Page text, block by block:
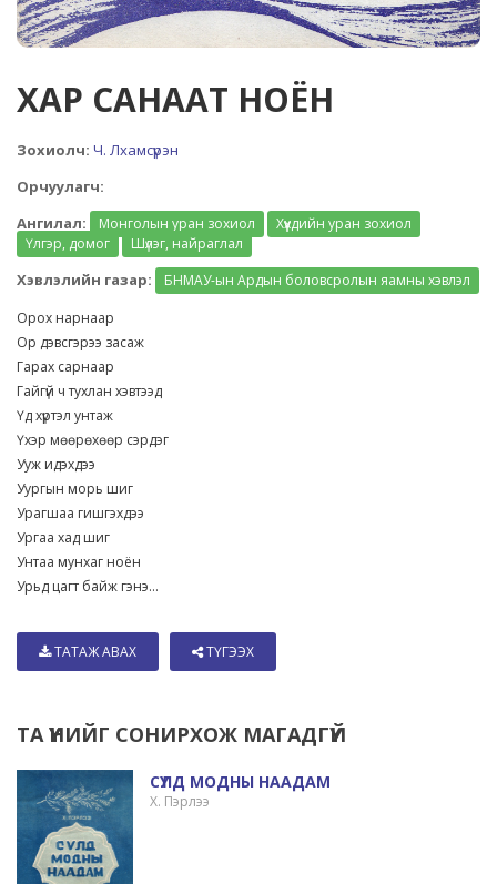
ХАР САНААТ НОЁН
Зохиолч: Ч. Лхамсүрэн
Орчуулагч:
Ангилал:
Монголын уран зохиол
Хүүхдийн уран зохиол
Үлгэр, домог
Шүлэг, найраглал
Хэвлэлийн газар:
БНМАУ-ын Ардын боловсролын яамны хэвлэл
Орох нарнаар
Ор дэвсгэрээ засаж
Гарах сарнаар
Гайгүй ч тухлан хэвтээд
Үд хүртэл унтаж
Үхэр мөөрөхөөр сэрдэг
Ууж идэхдээ
Уургын морь шиг
Урагшаа гишгэхдээ
Ургаа хад шиг
Унтаа мунхаг ноён
Урьд цагт байж гэнэ...
ТАТАЖ АВАХ ТҮГЭЭХ
ТА ҮҮНИЙГ СОНИРХОЖ МАГАДГҮЙ
СҮЛД МОДНЫ НААДАМ
Х. Пэрлээ